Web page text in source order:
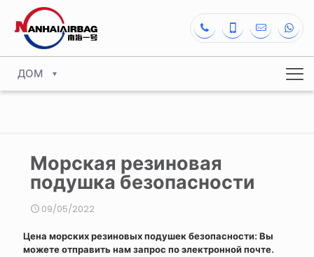
ДОМ
Морская резиновая
подушка безопасности
09/05/2022
Цена морских резиновых подушек безопасности: Вы
можете отправить нам запрос по электронной почте.